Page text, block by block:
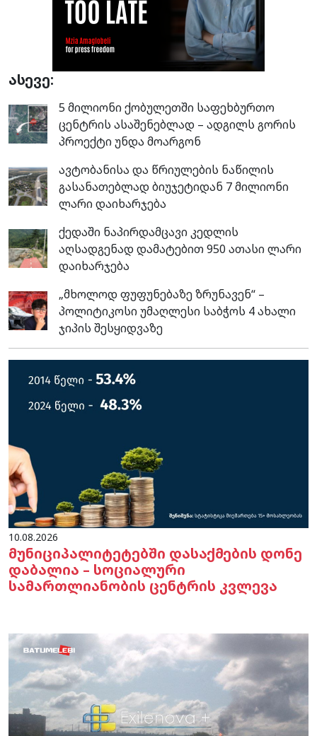
ასევე:
5 მილიონი ქობულეთში საფეხბურთო
ცენტრის ასაშენებლად – ადგილს გორის
პროექტი უნდა მოარგონ
ავტობანისა და წრიულების ნაწილის
გასანათებლად ბიუჯეტიდან 7 მილიონი
ლარი დაიხარჯება
ქედაში ნაპირდამცავი კედლის
აღსადგენად დამატებით 950 ათასი ლარი
დაიხარჯება
„მხოლოდ ფუფუნებაზე ზრუნავენ“ –
პოლიტიკოსი უმაღლესი საბჭოს 4 ახალი
ჯიპის შესყიდვაზე
10.08.2026
მუნიციპალიტეტებში დასაქმების დონე
დაბალია – სოციალური
სამართლიანობის ცენტრის კვლევა